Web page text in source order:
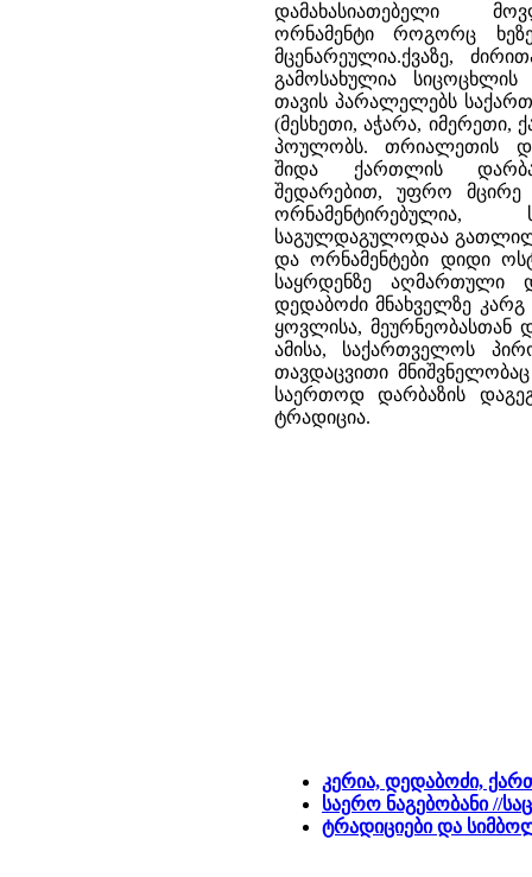
დამახასიათებელი
ორნამენტი როგორც
მცენარეულია.ქვაზე,
გამოსახულია
თავის პარალელებს
(მესხეთი, აჭარა, იმერეთი,
პოულობს. თრიალეთის
შიდა ქართლის
შედარებით, უფრო
ორნამენტირებულია,
საგულდაგულოდაა
და ორნამენტები დიდი
საყრდენზე აღმართული
დედაბოძი მნახველზე
ყოვლისა, მეურნეობასთან
ამისა, საქართველოს
თავდაცვითი
საერთოდ დარბაზის
ტრადიცია.
კერია, დედაბოძი,
საერო ნაგებობანი //
ტრადიციები და